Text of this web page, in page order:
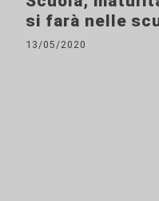
si farà nelle
13/05/2020